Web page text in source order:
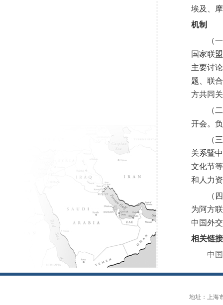
埃及、
机制
（
国家联
主要讨
题、联
方共同
（
开会。
（
关系暨
文化节
和人力
（
为阿方
中国外
相关链接
中
地址：上海